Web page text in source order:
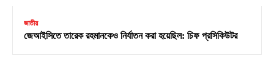
জাতীয়
জেআইসিতে তারেক রহমানকেও নির্যাতন করা হয়েছিল: চিফ প্রসিকিউটর